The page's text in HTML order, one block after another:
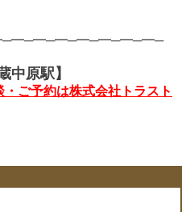
中原駅】
ご予約は株式会社トラスト